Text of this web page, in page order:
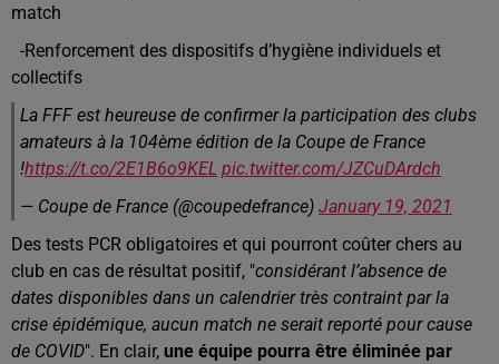
match
-Renforcement des dispositifs d’hygiène individuels et
collectifs
La FFF est heureuse de confirmer la participation des clubs
amateurs à la 104ème édition de la Coupe de France
!https://t.co/2E1B6o9KEL pic.twitter.com/JZCuDArdch
— Coupe de France (@coupedefrance) January 19, 2021
Des tests PCR obligatoires et qui pourront coûter chers au
club en cas de résultat positif, "considérant l’absence de
dates disponibles dans un calendrier très contraint par la
crise épidémique, aucun match ne serait reporté pour cause
de COVID". En clair, une équipe pourra être éliminée par